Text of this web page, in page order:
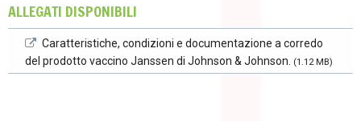
ALLEGATI DISPONIBILI
Caratteristiche, condizioni e documentazione a corredo
del prodotto vaccino Janssen di Johnson & Johnson.
(1.12 MB)